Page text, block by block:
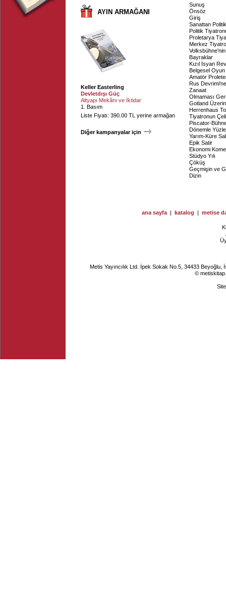
AYIN ARMAĞANI
Keller Easterling
Devletdışı Güç
Altyapı Mekânı ve İktidar
1. Basım
Liste Fiyatı: 390.00 TL yerine armağan
Diğer kampanyalar için
Sunuş
Önsöz
Giriş
Sanattan
Politik
Proletarya
Merkez
Bayraklar
Kızıl İsyan
Belgesel Oyun
Amatör
Rus
Zanaat
Olmaması
Gotland
Herrenhaus
Tiyatronun
Piscator-
Dönemle
Yarım-Küre
Epik Satir
Ekonomi
Stüdyo Yılı
Çöküş
Geçmişin ve
Dizin
ana sayfa | katalog | metise
Metis Yayıncılık Ltd. İpek Sokak No.5, 34433
©